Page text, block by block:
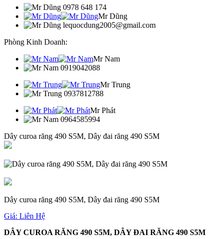
0978 648 174
Mr Dũng
lequocdung2005@gmail.com
Phòng Kinh Doanh:
Mr Nam
0919042088
Mr Trung
0937812788
Mr Phát
0964585994
Dây curoa răng 490 S5M, Dây đai răng 490 S5M
Dây curoa răng 490 S5M, Dây đai răng 490 S5M
Giá: Liên Hệ
DÂY CUROA RĂNG 490 S5M, DÂY ĐAI RĂNG 490 S5M